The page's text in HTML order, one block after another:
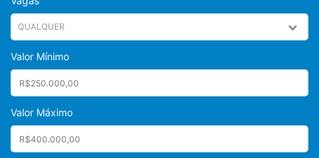
Valor Mínimo
Valor Máximo